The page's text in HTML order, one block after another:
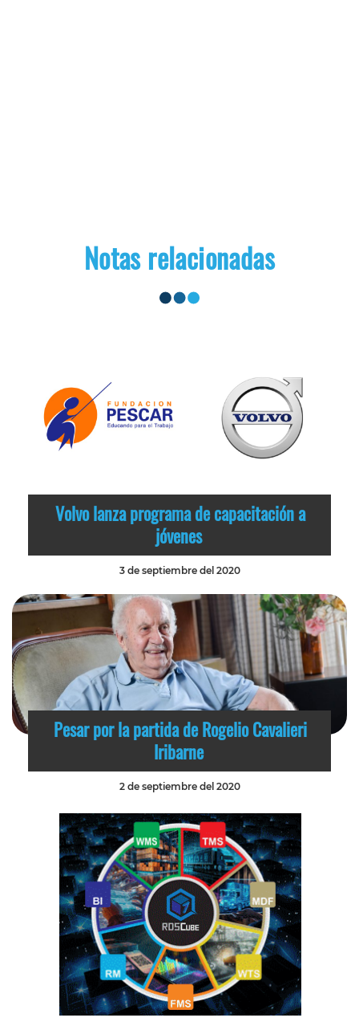
Notas relacionadas
Volvo lanza programa de capacitación a
jóvenes
3 de septiembre del 2020
Pesar por la partida de Rogelio Cavalieri
Iribarne
2 de septiembre del 2020